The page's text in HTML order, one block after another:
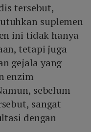
tersebut,
suplemen
ini tidak hanya
tetapi juga
gejala yang
enzim
sebelum
sangat
dengan